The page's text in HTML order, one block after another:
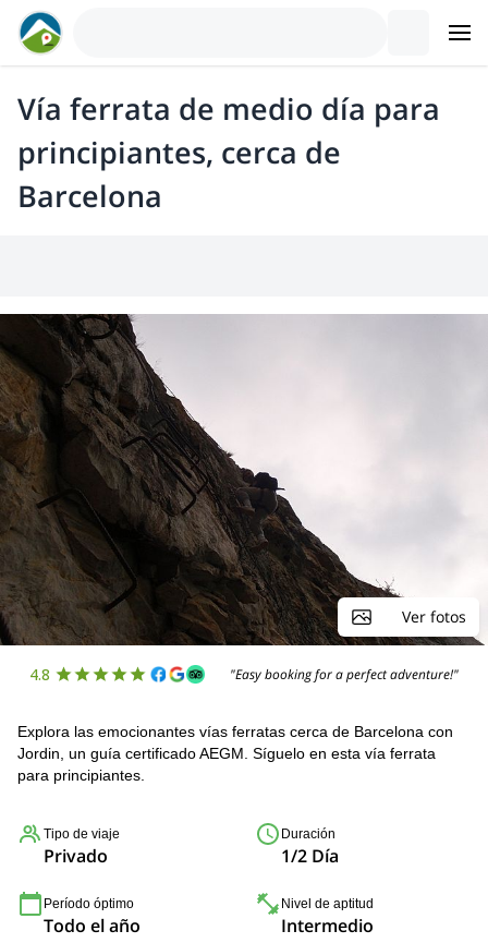
Vía ferrata de medio día para
principiantes, cerca de
Barcelona
Ver fotos
4.8 "Easy booking for a perfect adventure!"
Explora las emocionantes vías ferratas cerca de Barcelona con
Jordin, un guía certificado AEGM. Síguelo en esta vía ferrata
para principiantes.
Tipo de viaje
Privado
Duración
1/2 Día
Período óptimo
Todo el año
Nivel de aptitud
Intermedio